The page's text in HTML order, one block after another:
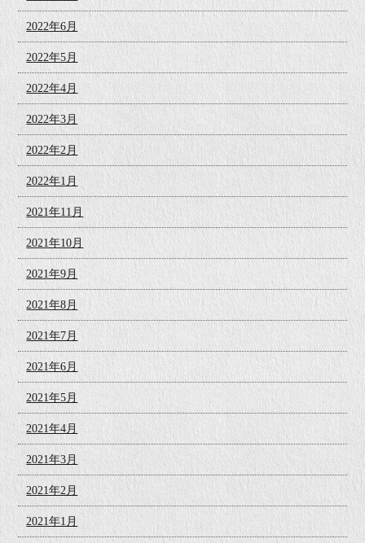
2022年6月
2022年5月
2022年4月
2022年3月
2022年2月
2022年1月
2021年11月
2021年10月
2021年9月
2021年8月
2021年7月
2021年6月
2021年5月
2021年4月
2021年3月
2021年2月
2021年1月